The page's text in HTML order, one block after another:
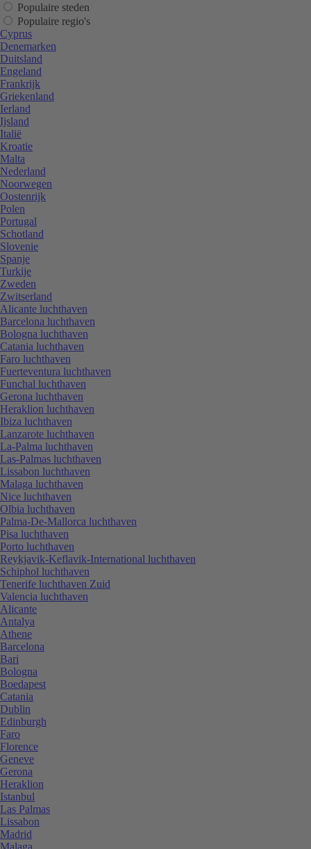
Populaire steden
Populaire regio's
Cyprus
Denemarken
Duitsland
Engeland
Frankrijk
Griekenland
Ierland
Ijsland
Italië
Kroatie
Malta
Nederland
Noorwegen
Oostenrijk
Polen
Portugal
Schotland
Slovenie
Spanje
Turkije
Zweden
Zwitserland
Alicante luchthaven
Barcelona luchthaven
Bologna luchthaven
Catania luchthaven
Faro luchthaven
Fuerteventura luchthaven
Funchal luchthaven
Gerona luchthaven
Heraklion luchthaven
Ibiza luchthaven
Lanzarote luchthaven
La-Palma luchthaven
Las-Palmas luchthaven
Lissabon luchthaven
Malaga luchthaven
Nice luchthaven
Olbia luchthaven
Palma-De-Mallorca luchthaven
Pisa luchthaven
Porto luchthaven
Reykjavik-Keflavik-International luchthaven
Schiphol luchthaven
Tenerife luchthaven Zuid
Valencia luchthaven
Alicante
Antalya
Athene
Barcelona
Bari
Bologna
Boedapest
Catania
Dublin
Edinburgh
Faro
Florence
Geneve
Gerona
Heraklion
Istanbul
Las Palmas
Lissabon
Madrid
Malaga